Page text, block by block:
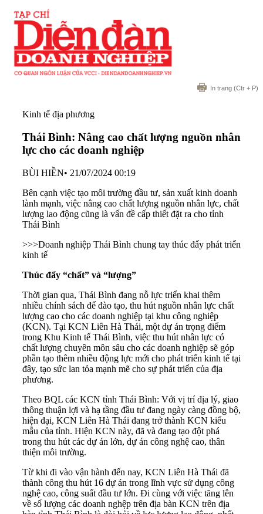
In trang (Ctr + P)
Kinh tế địa phương
Thái Bình: Nâng cao chất lượng nguồn nhân
lực cho các doanh nghiệp
BÙI HIỀN• 21/07/2024 00:19
Bên cạnh việc tạo môi trường đầu tư, sản xuất kinh doanh
lành mạnh, việc nâng cao chất lượng nguồn nhân lực, chất
lượng lao động cũng là vấn đề cấp thiết đặt ra cho tỉnh
Thái Bình
>>>Doanh nghiệp Thái Bình chung tay thúc đẩy phát triển
kinh tế
Thúc đẩy “chất” và “lượng”
Thời gian qua, Thái Bình đang nỗ lực triển khai thêm
nhiều chính sách để đào tạo, thu hút nguồn nhân lực chất
lượng cao cho các doanh nghiệp tại khu công nghiệp
(KCN). Tại KCN Liên Hà Thái, một dự án trọng điểm
trong Khu Kinh tế Thái Bình, việc thu hút nhân lực có
chất lượng chuyên môn sâu cho các doanh nghiệp sẽ góp
phần tạo thêm nhiều động lực mới cho phát triển kinh tế tại
đây, tạo sức lan tỏa mạnh mẽ cho sự phát triển của địa
phương.
Theo BQL các KCN tỉnh Thái Bình: Với vị trí địa lý, giao
thông thuận lợi và hạ tầng đầu tư đang ngày càng đồng bộ,
hiện đại, KCN Liên Hà Thái đang trở thành KCN kiểu
mẫu của tỉnh. Hiện KCN này, đã và đang tạo đột phá
trong thu hút các dự án lớn, dự án công nghệ cao, thân
thiện môi trường.
Từ khi đi vào vận hành đến nay, KCN Liên Hà Thái đã
thành công thu hút 16 dự án trong lĩnh vực sử dụng công
nghệ cao, công suất đầu tư lớn. Đi cùng với việc tăng lên
về số lượng các doanh nghệp trên địa bàn KCN trên địa